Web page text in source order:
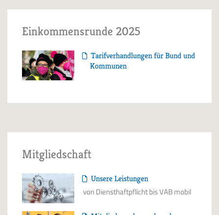
Einkommensrunde 2025
Tarifverhandlungen für Bund und
Kommunen
Mitgliedschaft
Unsere Leistungen
von Diensthaftpflicht bis VAB mobil